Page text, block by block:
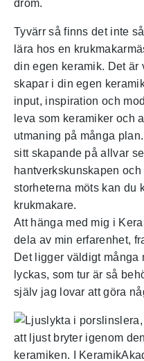
dröm.
Tyvärr så finns det inte
lära hos en
din egen keramik. Det
skapar i din egen
input, inspiration och
leva som keramiker och
utmaning på många
sitt skapande på allvar
hantverkskunskapen
storheterna möts kan du
krukmakare.
Att hänga med mig i
dela av min erfarenhet,
Det ligger väldigt många
lyckas, som tur är så
själv jag lovar att göra